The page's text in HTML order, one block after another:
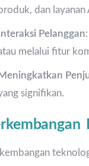
dan
Interaksi Pelanggan
melalui fitur
Meningkatkan
signifikan.